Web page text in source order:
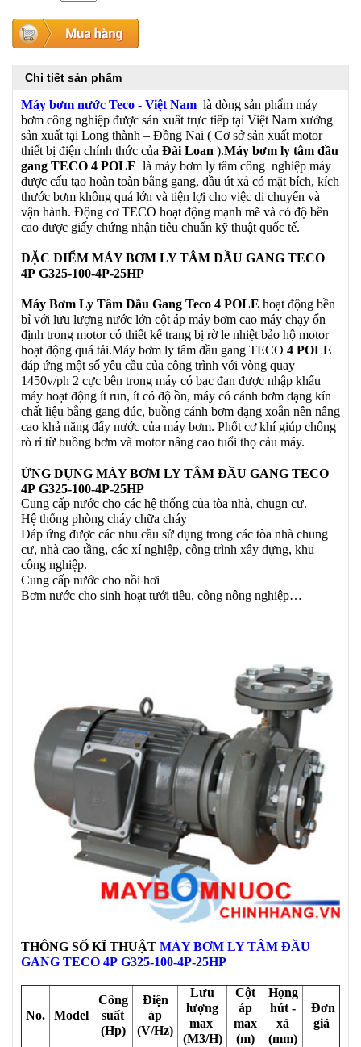
Chi tiết sản phẩm
Máy bơm nước Teco - Việt Nam là dòng sản phẩm máy
bơm công nghiệp được sản xuất trực tiếp tại Việt Nam xưởng
sản xuất tại Long thành – Đồng Nai ( Cơ sở sản xuất motor
thiết bị điện chính thức của Đài Loan ).Máy bơm ly tâm đầu
gang TECO 4 POLE là máy bơm ly tâm công nghiệp máy
được cấu tạo hoàn toàn bằng gang, đầu út xả có mặt bích, kích
thước bơm không quá lớn và tiện lợi cho việc di chuyển và
vận hành. Động cơ TECO hoạt động mạnh mẽ và có độ bền
cao được giấy chứng nhận tiêu chuẩn kỹ thuật quốc tế.
ĐẶC ĐIỂM MÁY BƠM LY TÂM ĐẦU GANG TECO
4P G325-100-4P-25HP
Máy Bơm Ly Tâm Đầu Gang Teco 4 POLE hoạt động bền
bỉ với lưu lượng nước lớn cột áp máy bơm cao máy chạy ổn
định trong motor có thiết kế trang bị rờ le nhiệt bảo hộ motor
hoạt động quá tải.Máy bơm ly tâm đầu gang TECO 4 POLE
đáp ứng một số yêu cầu của công trình với vòng quay
1450v/ph 2 cực bên trong máy có bạc đạn được nhập khẩu
máy hoạt động ít run, ít có độ ồn, máy có cánh bơm dạng kín
chất liệu bằng gang đúc, buồng cánh bơm dạng xoắn nên nâng
cao khả năng đẩy nước của máy bơm. Phốt cơ khí giúp chống
rò rỉ từ buồng bơm và motor nâng cao tuổi thọ cảu máy.
ỨNG DỤNG MÁY BƠM LY TÂM ĐẦU GANG TECO
4P G325-100-4P-25HP
Cung cấp nước cho các hệ thống của tòa nhà, chugn cư.
Hệ thống phòng cháy chữa cháy
Đáp ứng được các nhu cầu sử dụng trong các tòa nhà chung
cư, nhà cao tầng, các xí nghiệp, công trình xây dựng, khu
công nghiệp.
Cung cấp nước cho nồi hơi
Bơm nước cho sinh hoạt tưới tiêu, công nông nghiệp…
THÔNG SỐ KĨ THUẬT MÁY BƠM LY TÂM ĐẦU
GANG TECO 4P G325-100-4P-25HP
No. Model
Công
suất
(Hp)
Điện
áp
(V/Hz)
Lưu
lượng
max
(M3/H)
Cột
áp
max
(m)
Họng
hút -
xả
(mm)
Đơn
giá